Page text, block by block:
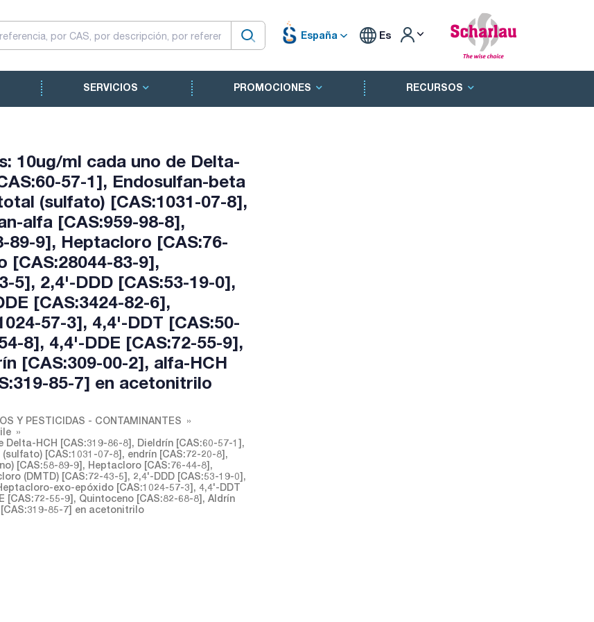
España Es
SERVICIOS PROMOCIONES RECURSOS
10ug/ml cada uno de Delta-
57-1], Endosulfan-beta
(sulfato) [CAS:1031-07-8],
alfa [CAS:959-98-8],
89-9], Heptacloro [CAS:76-
[CAS:28044-83-9],
5], 2,4'-DDD [CAS:53-19-0],
[CAS:3424-82-6],
57-3], 4,4'-DDT [CAS:50-
8], 4,4'-DDE [CAS:72-55-9],
[CAS:309-00-2], alfa-HCH
85-7] en acetonitrilo
Y PESTICIDAS - CONTAMINANTES
HCH [CAS:319-86-8], Dieldrín [CAS:60-57-1],
[CAS:1031-07-8], endrín [CAS:72-20-8],
[CAS:58-89-9], Heptacloro [CAS:76-44-8],
(DMTD) [CAS:72-43-5], 2,4'-DDD [CAS:53-19-0],
exo-epóxido [CAS:1024-57-3], 4,4'-DDT
[CAS:72-55-9], Quintoceno [CAS:82-68-8], Aldrín
85-7] en acetonitrilo